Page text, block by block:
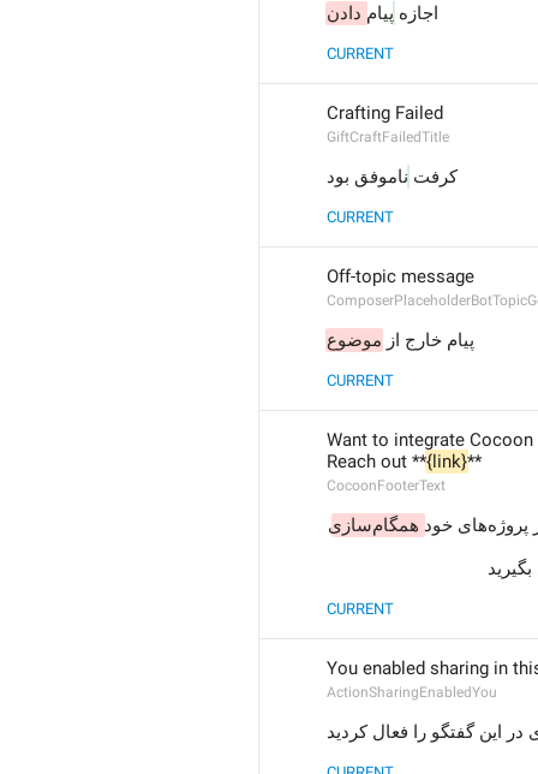
اجازه پیام دادن
CURRENT
Crafting Failed
GiftCraftFailedTitle
کرفت ناموفق بود
CURRENT
Off-topic message
پیام خارج از موضوع
CURRENT
Want to integrate
Reach out **{link}**
CocoonFooterText
همگام‌سازی
CURRENT
You enabled sharing in
ActionSharingEnabledYou
در این گفتگو را فعال کردید